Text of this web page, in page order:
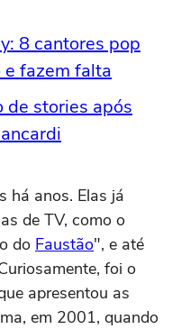
8 cantores pop
e fazem falta
de stories após
há anos. Elas já
de TV, como o
do Faustão", e até
foi o
apresentou as
em 2001, quando